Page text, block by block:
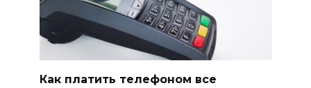
Как платить телефоном все